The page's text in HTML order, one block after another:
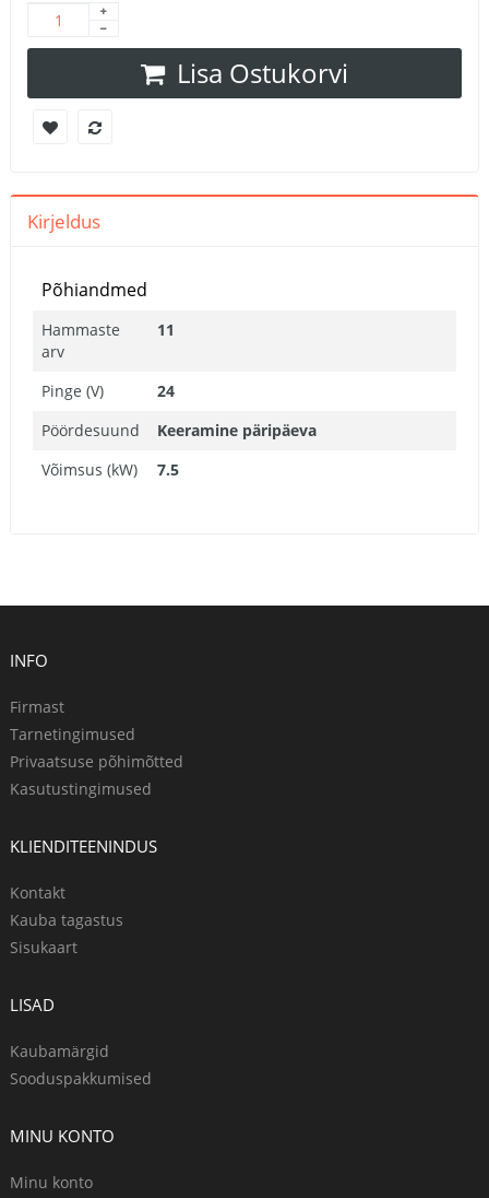
Lisa Ostukorvi
Kirjeldus
Põhiandmed
Hammaste
arv
11
Pinge (V)
24
Pöördesuund
Keeramine päripäeva
Võimsus (kW)
7.5
INFO
Firmast
Tarnetingimused
Privaatsuse põhimõtted
Kasutustingimused
KLIENDITEENINDUS
Kontakt
Kauba tagastus
Sisukaart
LISAD
Kaubamärgid
Sooduspakkumised
MINU KONTO
Minu konto